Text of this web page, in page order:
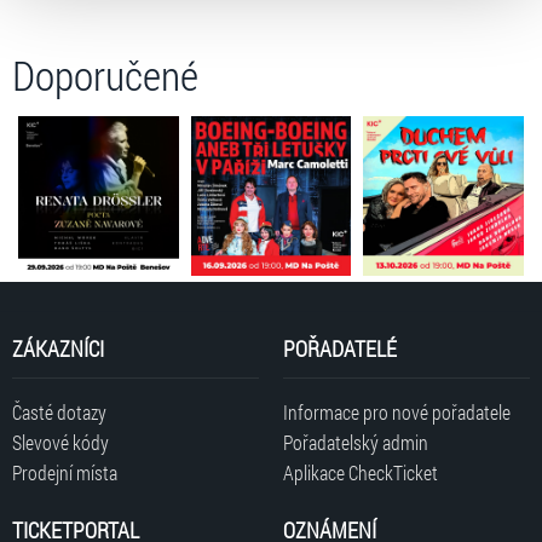
Doporučené
ZÁKAZNÍCI
Časté dotazy
Slevové kódy
Prodejní místa
POŘADATELÉ
Informace pro nové pořadatele
Pořadatelský admin
Aplikace CheckTicket
TICKETPORTAL OZNÁMENÍ